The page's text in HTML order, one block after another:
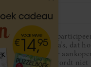
Service
Vriendin
programma’s, dat
ontvangt voor
website wordt niet